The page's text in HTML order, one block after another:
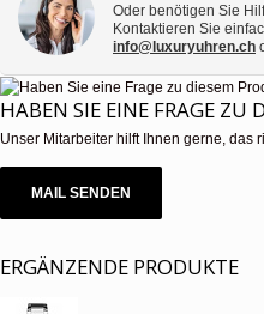
Oder benötigen Sie
Kontaktieren Sie
info@luxuryuhren.ch
HABEN SIE EINE FRAGE ZU
Unser Mitarbeiter hilft Ihnen gerne, das
MAIL SENDEN
ERGÄNZENDE PRODUKTE